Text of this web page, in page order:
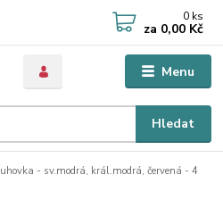
Menu
Hledat
0 ks
za 0,00 Kč
- sv.modrá, král.modrá, červená - 4